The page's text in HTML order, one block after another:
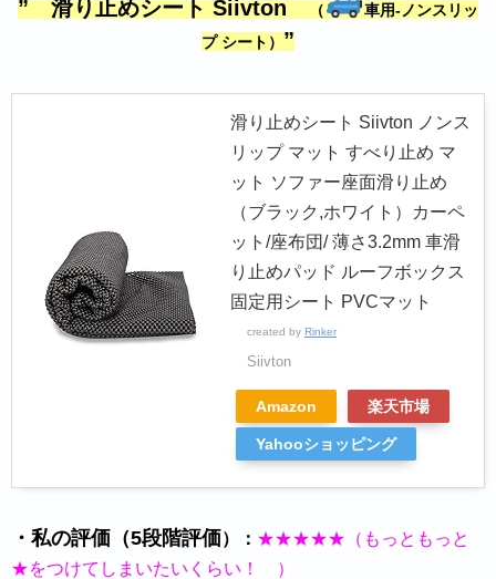
” 滑り止めシート Siivton （ 車用-ノンスリッ
プ シート） ”
滑り止めシート Siivton ノンス
リップ マット すべり止め マ
ット ソファー座面滑り止め
（ブラック,ホワイト）カーペ
ット/座布団/ 薄さ3.2mm 車滑
り止めパッド ルーフボックス
固定用シート PVCマット
created by Rinker
Siivton
Amazon 楽天市場
Yahooショッピング
・私の評価（5段階評価）： ★★★★★（もっともっと
★をつけてしまいたいくらい！ ）